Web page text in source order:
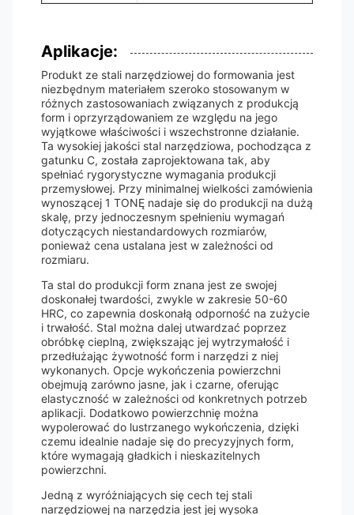
Aplikacje:
Produkt ze stali narzędziowej do formowania jest
niezbędnym materiałem szeroko stosowanym w
różnych zastosowaniach związanych z produkcją
form i oprzyrządowaniem ze względu na jego
wyjątkowe właściwości i wszechstronne działanie.
Ta wysokiej jakości stal narzędziowa, pochodząca z
gatunku C, została zaprojektowana tak, aby
spełniać rygorystyczne wymagania produkcji
przemysłowej. Przy minimalnej wielkości zamówienia
wynoszącej 1 TONĘ nadaje się do produkcji na dużą
skalę, przy jednoczesnym spełnieniu wymagań
dotyczących niestandardowych rozmiarów,
ponieważ cena ustalana jest w zależności od
rozmiaru.
Ta stal do produkcji form znana jest ze swojej
doskonałej twardości, zwykle w zakresie 50-60
HRC, co zapewnia doskonałą odporność na zużycie
i trwałość. Stal można dalej utwardzać poprzez
obróbkę cieplną, zwiększając jej wytrzymałość i
przedłużając żywotność form i narzędzi z niej
wykonanych. Opcje wykończenia powierzchni
obejmują zarówno jasne, jak i czarne, oferując
elastyczność w zależności od konkretnych potrzeb
aplikacji. Dodatkowo powierzchnię można
wypolerować do lustrzanego wykończenia, dzięki
czemu idealnie nadaje się do precyzyjnych form,
które wymagają gładkich i nieskazitelnych
powierzchni.
Jedną z wyróżniających się cech tej stali
narzędziowej na narzędzia jest jej wysoka